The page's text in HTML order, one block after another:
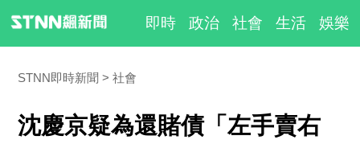
即時 政治 社會 生活 娛樂
STNN即時新聞 社會
沈慶京疑為還賭債「左手賣右